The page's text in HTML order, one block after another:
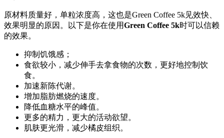
原材料质量好，单粒浓度高，这也是Green Coffee 5k见效快、
效果明显的原因。以下是你在使用Green Coffee 5k时可以信赖
的效果。
抑制饥饿感；
食欲较小，减少伸手去拿食物的次数，更好地控制饮
食。
加速新陈代谢。
增加脂肪燃烧的速度。
降低血糖水平的峰值。
更多的精力，更大的活动欲望。
肌肤更光滑，减少橘皮组织。